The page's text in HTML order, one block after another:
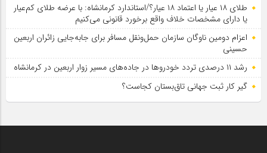
طلای ۱۸ عیار یا اعتماد ۱۸ عیار؟/استاندارد کرمانشاه: با عرضه طلای کم‌عیار
یا دارای مشخصات خلاف واقع برخورد قانونی می‌کنیم
اعزام دومین ناوگان سازمان حمل‌ونقل مسافر برای جابه‌جایی زائران اربعین
حسینی
رشد ۱۱ درصدی تردد خودروها در جاده‌های مسیر زوار اربعین در کرمانشاه
گیر کار ثبت جهانی تاق‌بستان کجاست؟